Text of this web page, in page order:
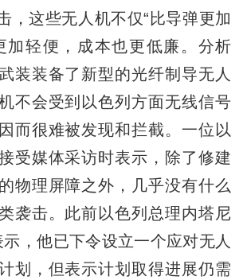
，这些无人机不仅“比导弹更加
加轻便，成本也更低廉。分析
装装备了新型的光纤制导无人
不会受到以色列方面无线信号
而很难被发现和拦截。一位以
受媒体采访时表示，除了修建
物理屏障之外，几乎没有什么
袭击。此前以色列总理内塔尼
，他已下令设立一个应对无人
划，但表示计划取得进展仍需